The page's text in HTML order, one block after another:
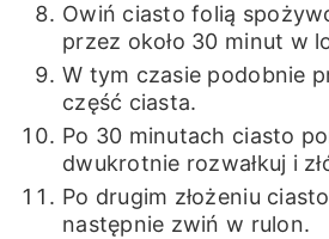
Owiń ciasto folią
przez około 30 minut w
W tym czasie podobnie
część ciasta.
Po 30 minutach ciasto
dwukrotnie rozwałkuj i
Po drugim złożeniu
następnie zwiń w rulon.